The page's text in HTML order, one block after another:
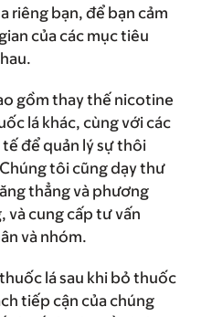
riêng bạn, để bạn cảm
của các mục tiêu
gồm thay thế nicotine
lá khác, cùng với các
để quản lý sự thôi
tôi cũng dạy thư
thẳng và phương
và cung cấp tư vấn
và nhóm.
lá sau khi bỏ thuốc
tiếp cận của chúng